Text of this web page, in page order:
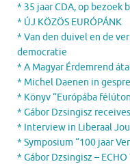
* 35 jaar CDA, op bezoek
* ÚJ KÖZÖS EURÓPÁNK
* Van den duivel en de
democratie
* A Magyar Érdemrend
* Michel Daenen in
* Könyv “Európába
* Gábor Dzsingisz
* Interview in Liberaal
* Symposium “100 jaar
* Gábor Dzsingisz – ECHO